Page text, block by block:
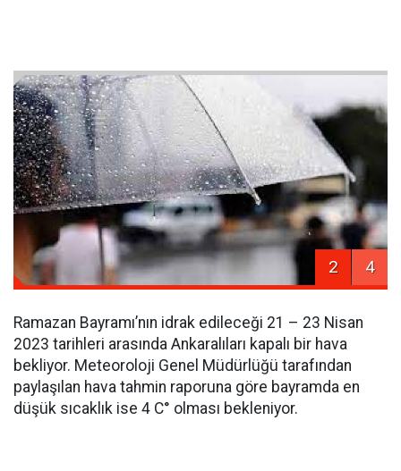
2 4
Ramazan Bayramı’nın idrak edileceği 21 – 23 Nisan
2023 tarihleri arasında Ankaralıları kapalı bir hava
bekliyor. Meteoroloji Genel Müdürlüğü tarafından
paylaşılan hava tahmin raporuna göre bayramda en
düşük sıcaklık ise 4 C° olması bekleniyor.